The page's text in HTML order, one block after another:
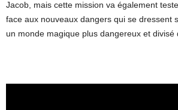
Jacob, mais cette mission va également
face aux nouveaux dangers qui se dressent
un monde magique plus dangereux et divisé